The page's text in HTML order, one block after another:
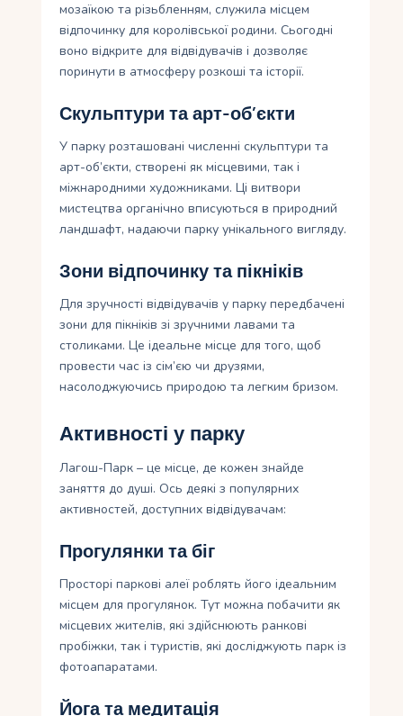
мозаїкою та різьбленням, служила місцем
відпочинку для королівської родини. Сьогодні
воно відкрите для відвідувачів і дозволяє
поринути в атмосферу розкоші та історії.
Скульптури та арт-об’єкти
У парку розташовані численні скульптури та
арт-об’єкти, створені як місцевими, так і
міжнародними художниками. Ці витвори
мистецтва органічно вписуються в природний
ландшафт, надаючи парку унікального вигляду.
Зони відпочинку та пікніків
Для зручності відвідувачів у парку передбачені
зони для пікніків зі зручними лавами та
столиками. Це ідеальне місце для того, щоб
провести час із сім’єю чи друзями,
насолоджуючись природою та легким бризом.
Активності у парку
Лагош-Парк – це місце, де кожен знайде
заняття до душі. Ось деякі з популярних
активностей, доступних відвідувачам:
Прогулянки та біг
Просторі паркові алеї роблять його ідеальним
місцем для прогулянок. Тут можна побачити як
місцевих жителів, які здійснюють ранкові
пробіжки, так і туристів, які досліджують парк із
фотоапаратами.
Йога та медитація